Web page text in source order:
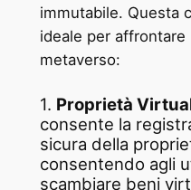
immutabile. Questa
ideale per
metaverso:
1. Proprietà
consente la
sicura della
consentendo agli
scambiare beni